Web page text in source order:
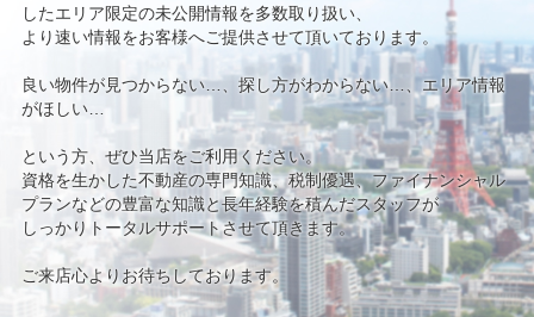
したエリア限定の未公開情報を多数取り扱い、
より速い情報をお客様へご提供させて頂いております。
良い物件が見つからない…、探し方がわからない…、エリア情報
がほしい…
という方、ぜひ当店をご利用ください。
資格を生かした不動産の専門知識、税制優遇、ファイナンシャル
プランなどの豊富な知識と長年経験を積んだスタッフが
しっかりトータルサポートさせて頂きます。
ご来店心よりお待ちしております。